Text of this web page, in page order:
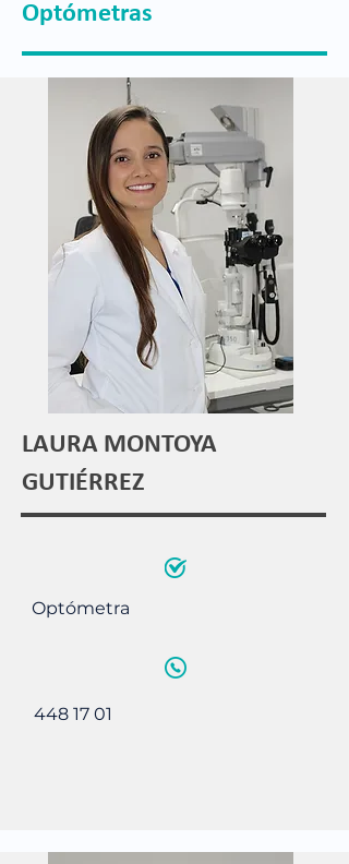
Optómetras
LAURA MONTOYA
GUTIÉRREZ
Optómetra
448 17 01